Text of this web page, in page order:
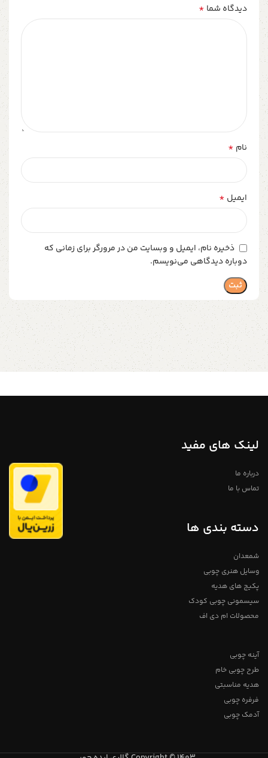
دیدگاه شما *
نام *
ایمیل *
ذخیره نام، ایمیل و وبسایت من در مرورگر برای زمانی که
دوباره دیدگاهی می‌نویسم.
لینک های مفید
درباره ما
تماس با ما
دسته بندی ها
شمعدان
وسایل هنری چوبی
پکیج های هدیه
سیسمونی چوبی کودک
محصولات ام دی اف
آینه چوبی
طرح چوبی خام
هدیه مناسبتی
فرفره چوبی
آدمک چوبی